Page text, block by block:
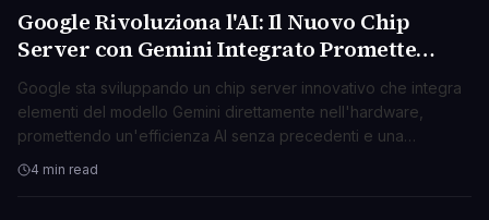
AI & ML
Google Rivoluziona l'AI: Il Nuovo Chip
Server con Gemini Integrato Promette
Efficienza Mai Vista
Google sta sviluppando un chip server innovativo che integra
elementi del modello Gemini direttamente nell'hardware,
promettendo un'efficienza AI senza precedenti e una
maggiore autonomia.
4 min read